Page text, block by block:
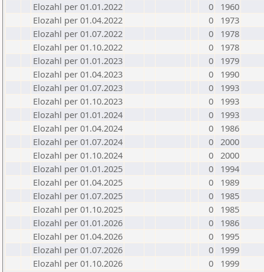
Elozahl per 01.01.2022
0
1960
Elozahl per 01.04.2022
0
1973
Elozahl per 01.07.2022
0
1978
Elozahl per 01.10.2022
0
1978
Elozahl per 01.01.2023
0
1979
Elozahl per 01.04.2023
0
1990
Elozahl per 01.07.2023
0
1993
Elozahl per 01.10.2023
0
1993
Elozahl per 01.01.2024
0
1993
Elozahl per 01.04.2024
0
1986
Elozahl per 01.07.2024
0 2000
Elozahl per 01.10.2024
0 2000
Elozahl per 01.01.2025
0
1994
Elozahl per 01.04.2025
0
1989
Elozahl per 01.07.2025
0
1985
Elozahl per 01.10.2025
0
1985
Elozahl per 01.01.2026
0
1986
Elozahl per 01.04.2026
0
1995
Elozahl per 01.07.2026
0
1999
Elozahl per 01.10.2026
0 1999